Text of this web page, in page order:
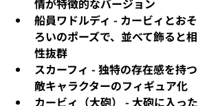
情が特徴的なバージョン
船員ワドルディ - カービィとおそ
ろいのポーズで、並べて飾ると相
性抜群
スカーフィ - 独特の存在感を持つ
敵キャラクターのフィギュア化
カービィ（大砲） - 大砲に入った